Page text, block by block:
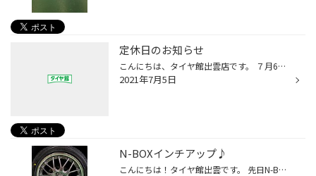
定休日のお知らせ
こんにちは、タイヤ館出雲店です。 ７月6日、7日の2日間を定休日とさせていただきます。 ご迷惑をお掛け致しますが、ご理解の程よろしくお願い致します。 尚、８日より通常営業となります。 皆様のご来店心よりお待ちしております。
2021年7月5日
N-BOXインチアップ♪
こんにちは！タイヤ館出雲です。 先日N-BOXにウェッズのマーベリック709Mを取り付けしました！ デザインは人気のメッシュホイールです！ そしてカラーは”プレミアムシルバー”で高級感があり、どんなボディカラーとも合います(*_*) こちらの車両は元々ダウンサスでローダウンされていてホイールを替...